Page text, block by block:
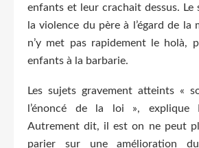
enfants et leur crachait dessus. Le
la violence du père à l’égard de la
n’y met pas rapidement le holà,
enfants à la barbarie.
Les sujets gravement atteints «
l’énoncé de la loi », explique
Autrement dit, il est on ne peut
parier sur une amélioration